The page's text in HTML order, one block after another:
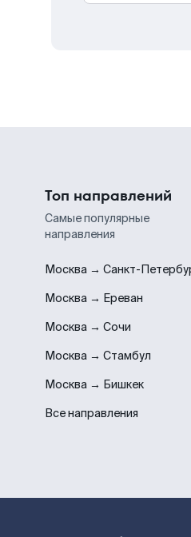
Топ направлений
Самые популярные
направления
Москва → Санкт-
Москва → Ереван
Москва → Сочи
Москва → Стамбул
Москва → Бишкек
Все направления